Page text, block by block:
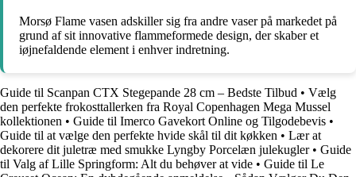
Morsø Flame vasen adskiller sig fra andre vaser på markedet på
grund af sit innovative flammeformede design, der skaber et
iøjnefaldende element i enhver indretning.
Guide til Scanpan CTX Stegepande 28 cm – Bedste Tilbud • Vælg
den perfekte frokosttallerken fra Royal Copenhagen Mega Mussel
kollektionen • Guide til Imerco Gavekort Online og Tilgodebevis •
Guide til at vælge den perfekte hvide skål til dit køkken • Lær at
dekorere dit juletræ med smukke Lyngby Porcelæn julekugler• Guide
til Valg af Lille Springform: Alt du behøver at vide • Guide til Le